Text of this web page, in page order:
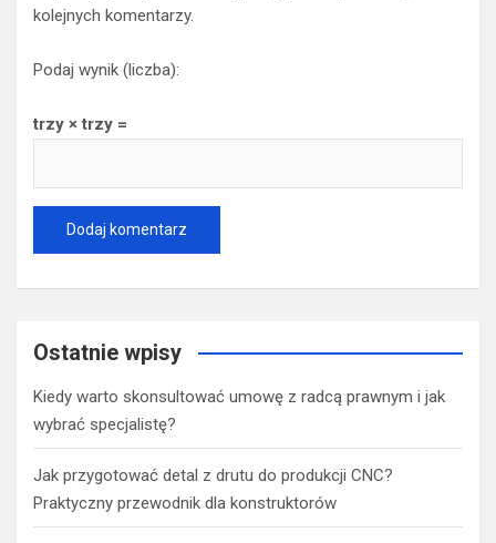
kolejnych komentarzy.
Podaj wynik (liczba):
trzy × trzy =
Ostatnie wpisy
Kiedy warto skonsultować umowę z radcą prawnym i jak
wybrać specjalistę?
Jak przygotować detal z drutu do produkcji CNC?
Praktyczny przewodnik dla konstruktorów